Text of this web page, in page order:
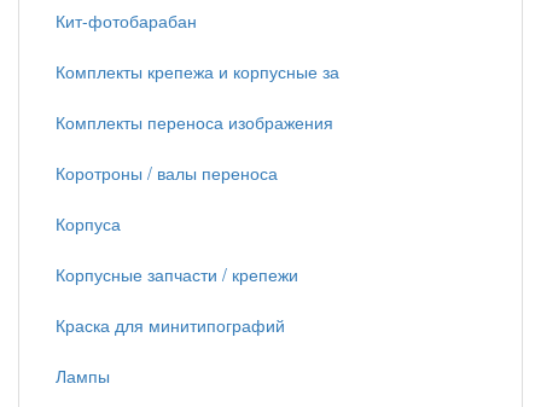
Кит-фотобарабан
Комплекты крепежа и корпусные за
Комплекты переноса изображения
Коротроны / валы переноса
Корпуса
Корпусные запчасти / крепежи
Краска для минитипографий
Лампы